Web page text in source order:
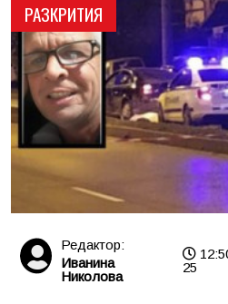
РАЗКРИТИЯ
Редактор:
Иванина
Николова
25